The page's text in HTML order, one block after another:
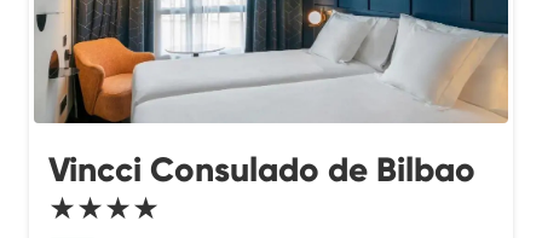
Vincci Consulado de Bilbao
★★★★